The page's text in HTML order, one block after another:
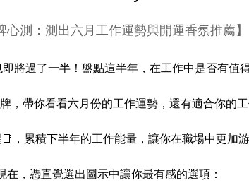
心測：測出六月工作運勢與開運香氛推薦】
將過了一半！盤點這半年，在工作中是否有值
，帶你看看六月份的工作運勢，還有適合你的工
，累積下半年的工作能量，讓你在職場中更加
在，憑直覺選出圖示中讓你最有感的選項：